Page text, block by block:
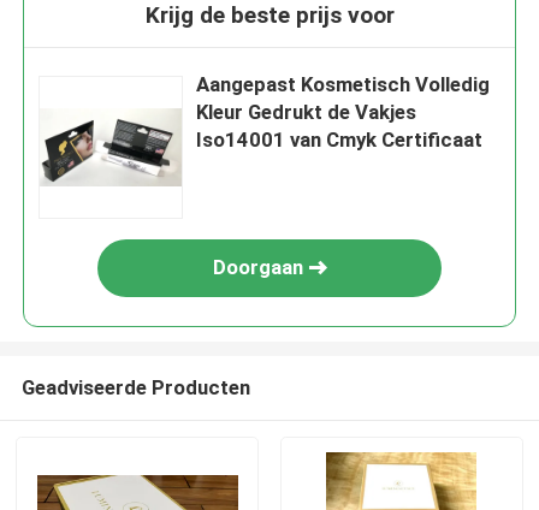
Krijg de beste prijs voor
Aangepast Kosmetisch Volledig
Kleur Gedrukt de Vakjes
Iso14001 van Cmyk Certificaat
Doorgaan
Geadviseerde Producten